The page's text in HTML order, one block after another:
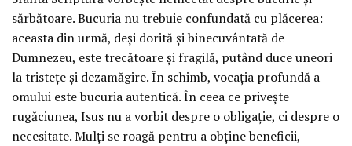
sărbătoare. Bucuria nu trebuie confundată cu plăcerea:
aceasta din urmă, deși dorită și binecuvântată de
Dumnezeu, este trecătoare și fragilă, putând duce uneori
la tristețe și dezamăgire. În schimb, vocația profundă a
omului este bucuria autentică. În ceea ce privește
rugăciunea, Isus nu a vorbit despre o obligație, ci despre o
necesitate. Mulți se roagă pentru a obține beneficii,